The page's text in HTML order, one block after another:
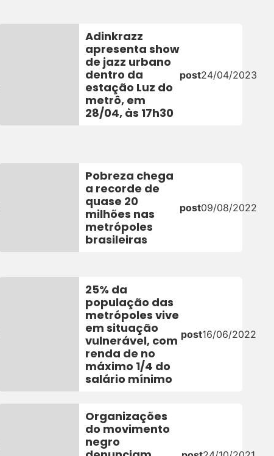
Adinkrazz
apresenta show
de jazz urbano
dentro da
estação Luz do
metrô, em
28/04, às 17h30
post24/04/2023
Pobreza chega
a recorde de
quase 20
milhões nas
metrópoles
brasileiras
post09/08/2022
25% da
população das
metrópoles vive
em situação
vulnerável, com
renda de no
máximo 1/4 do
salário mínimo
post16/06/2022
Organizações
do movimento
negro